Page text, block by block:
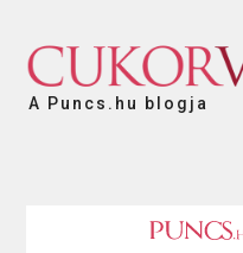
A Puncs.hu blogja